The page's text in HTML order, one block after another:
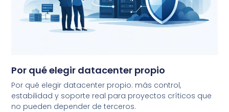
Por qué elegir datacenter propio
Por qué elegir datacenter propio: más control,
estabilidad y soporte real para proyectos críticos que
no pueden depender de terceros.